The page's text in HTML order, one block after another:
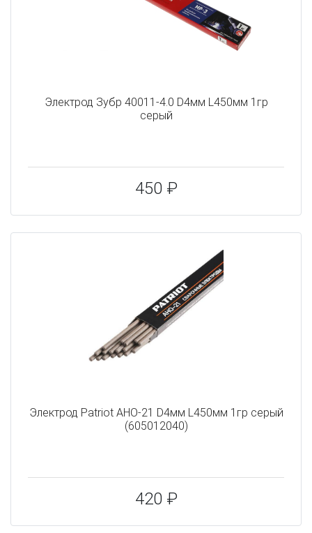
Электрод Зубр 40011-4.0 D4мм L450мм 1гр
серый
450 ₽
Электрод Patriot АНО-21 D4мм L450мм 1гр серый
(605012040)
420 ₽